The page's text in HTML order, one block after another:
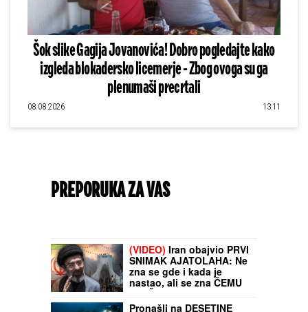
Šok slike Gagija Jovanovića! Dobro pogledajte kako
izgleda blokadersko licemerje - Zbog ovoga su ga
plenumaši precrtali
08.08.2026 13:11
PREPORUKA ZA VAS